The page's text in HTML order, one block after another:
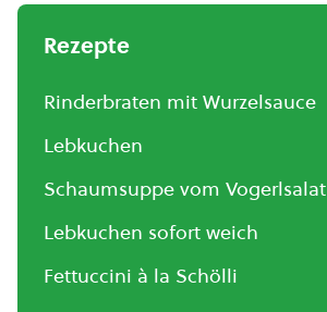
Rezepte
Rinderbraten mit Wurzelsauce
Lebkuchen
Schaumsuppe vom Vogerlsalat
Lebkuchen sofort weich
Fettuccini à la Schölli